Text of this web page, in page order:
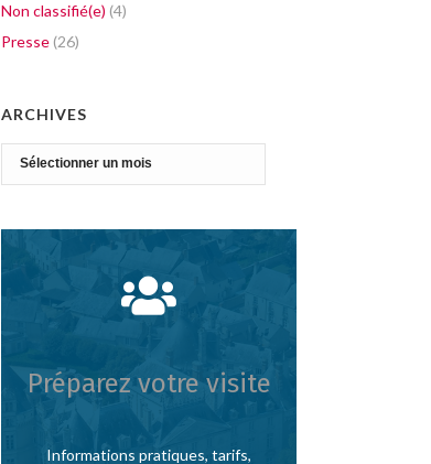
Non classifié(e) (4)
Presse (26)
ARCHIVES
Archives
Préparez votre visite
Informations pratiques, tarifs,